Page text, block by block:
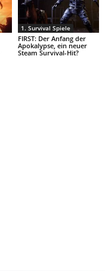
1. Survival Spiele
FIRST: Der Anfang der
Apokalypse, ein neuer
Steam Survival-Hit?